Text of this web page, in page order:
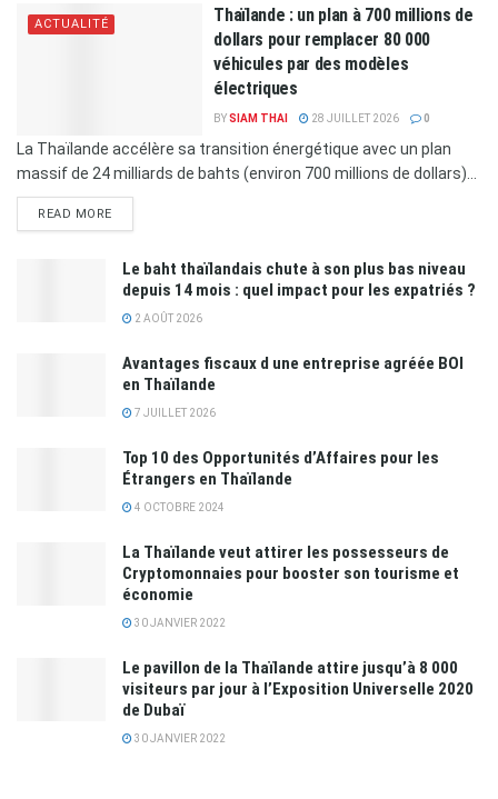
ACTUALITÉ
Thaïlande : un plan à 700 millions de
dollars pour remplacer 80 000
véhicules par des modèles
électriques
BYSIAM THAI 28 JUILLET 2026 0
La Thaïlande accélère sa transition énergétique avec un plan
massif de 24 milliards de bahts (environ 700 millions de dollars)...
READ MORE
Le baht thaïlandais chute à son plus bas niveau
depuis 14 mois : quel impact pour les expatriés ?
2 AOÛT 2026
Avantages fiscaux d une entreprise agréée BOI
en Thaïlande
7 JUILLET 2026
Top 10 des Opportunités d’Affaires pour les
Étrangers en Thaïlande
4 OCTOBRE 2024
La Thaïlande veut attirer les possesseurs de
Cryptomonnaies pour booster son tourisme et
économie
30 JANVIER 2022
Le pavillon de la Thaïlande attire jusqu’à 8 000
visiteurs par jour à l’Exposition Universelle 2020
de Dubaï
30 JANVIER 2022